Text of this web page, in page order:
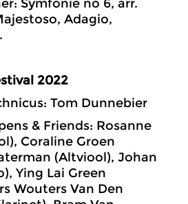
Symfonie no 6, arr.
Adagio,
2022
Tom Dunnebier
& Friends: Rosanne
Coraline Groen
(Altviool), Johan
Ying Lai Green
Wouters Van Den